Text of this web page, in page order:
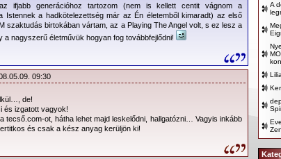
ifjabb generációhoz tartozom (nem is kellett centit vágnom a
Istennek a hadkötelezettség már az Én életemből kimaradt) az első
szaktudás birtokában vártam, az a Playing The Angel volt, s ez lesz a
nagyszerű életművük hogyan fog továbbfejlődni!
09:30
de!
és izgatott vagyok!
tecső.com-ot, hátha lehet majd leskelődni, hallgatózni… Vagyis inkább
és csak a kész anyag kerüljön ki!
A